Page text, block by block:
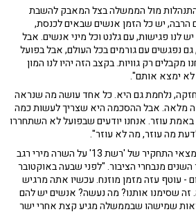
מול הממשלה בצל המאבק להשבת
הרבה, יש כל הזמן אנשים שבאים לכנסת,
לנו פגישות, עם גלנט וכל מיני אנשים. אבל
נפגשים עם גורמים בכל העולם, אבל בפועל
רק גוויות. בקצב הזה יהיו לנו המון
לא ימצא אותם".
נלחמת גם היא. כל אחד עושה מה שנראה
מלאה. אבל ההסכמה היא שצריך לעשות כמה
באמת עוזר. אנחנו יודעים שבפועל לא השתחררו
בהמשך התייחס ליפשיץ לממצאי התחקיר של 'רשת 13' על השרה מירי רגב
השנים מנבחרי הציבור. "לפני שבעה באוקטובר
- עוטף עזה מזמן מוזנח. עכשיו אתה מרגיש
שסימנו אותנו? מה נעשה? אנשים יש להם
שמישהו שבממשלה מגיע קצת אחרי ישר